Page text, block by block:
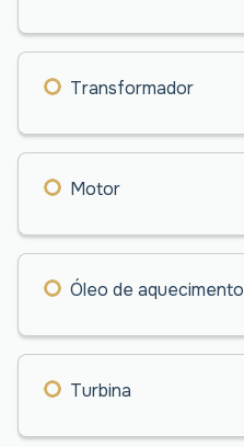
Transformador
Motor
Óleo de aquecimento
Turbina